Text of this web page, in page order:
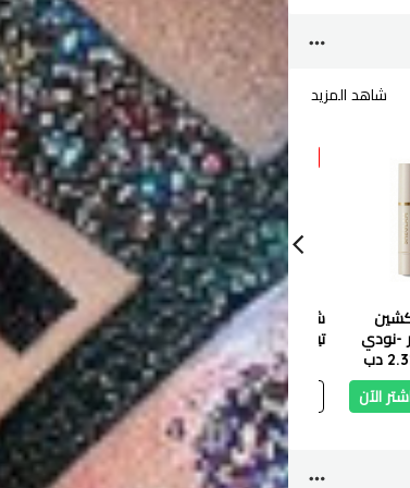
شاهد المزيد
-نودي
دب
الآن
شجلام
10 %
شجلام احمر شفاه ليب
تينت - بيبي فيس
2.487 دب
2.238 دب
أضف
اشتر الآن
10 %
هايلايتر ستيك باتري بْلينغ
من شيجلام 6 غرام - 21
حلقات ذهبية
2.871 دب
2.584 دب
أضف
اشتر الآن